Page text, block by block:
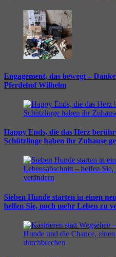
Engagement, das bewegt –
Pferdehof Wilhelm
Happy Ends, die das Herz
Schützlinge haben ihr Zuhause
Sieben Hunde starten in einen
helfen Sie, noch mehr Leben zu